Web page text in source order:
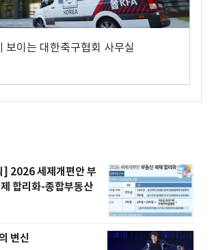
보이는 대한축구협회 사무실
] 2026 세제개편안 부
합리화-종합부동산
변신